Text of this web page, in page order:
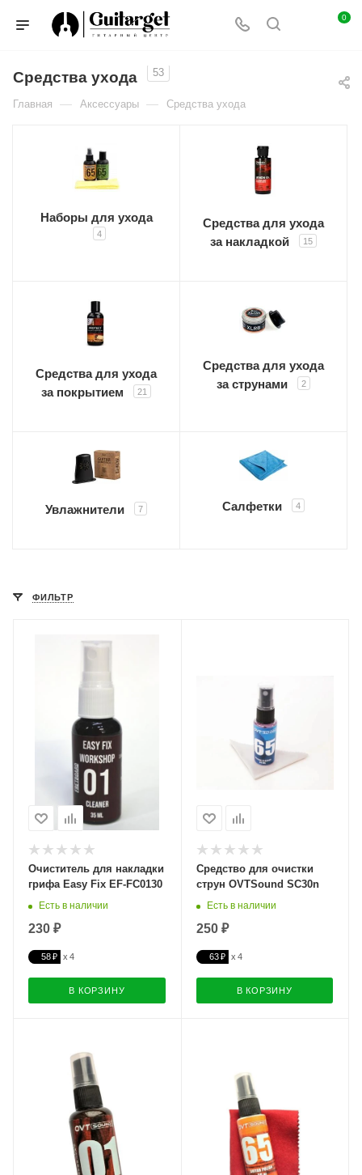
0
Средства ухода 53
Главная — Аксессуары — Средства ухода
Наборы для ухода
4
Средства для ухода
за накладкой
15
Средства для ухода
за покрытием
21
Средства для ухода
за струнами
2
Увлажнители 7 Салфетки 4
ФИЛЬТР
Очиститель для накладки
грифа Easy Fix EF-FC0130
Есть в наличии
230 ₽
58 ₽
В КОРЗИНУ
Средство для очистки
струн OVTSound SC30n
Есть в наличии
250 ₽
63 ₽
В КОРЗИНУ